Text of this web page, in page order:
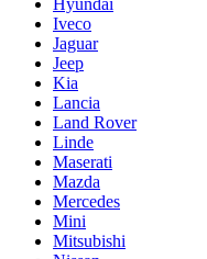
Hyundai
Iveco
Jaguar
Jeep
Kia
Lancia
Land Rover
Linde
Maserati
Mazda
Mercedes
Mini
Mitsubishi